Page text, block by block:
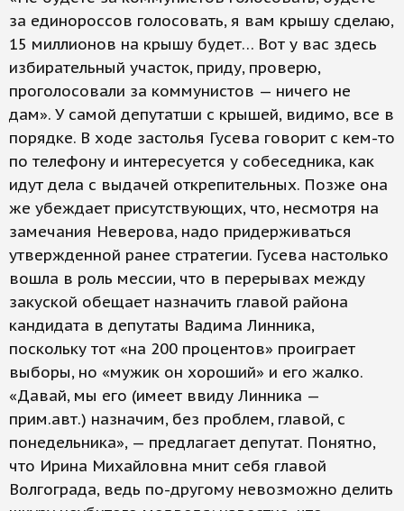
за единороссов голосовать, я вам крышу сделаю,
15 миллионов на крышу будет… Вот у вас здесь
избирательный участок, приду, проверю,
проголосовали за коммунистов — ничего не
дам». У самой депутатши с крышей, видимо, все в
порядке. В ходе застолья Гусева говорит с кем-то
по телефону и интересуется у собеседника, как
идут дела с выдачей открепительных. Позже она
же убеждает присутствующих, что, несмотря на
замечания Неверова, надо придерживаться
утвержденной ранее стратегии. Гусева настолько
вошла в роль мессии, что в перерывах между
закуской обещает назначить главой района
кандидата в депутаты Вадима Линника,
поскольку тот «на 200 процентов» проиграет
выборы, но «мужик он хороший» и его жалко.
«Давай, мы его (имеет ввиду Линника —
прим.авт.) назначим, без проблем, главой, с
понедельника», — предлагает депутат. Понятно,
что Ирина Михайловна мнит себя главой
Волгограда, ведь по-другому невозможно делить